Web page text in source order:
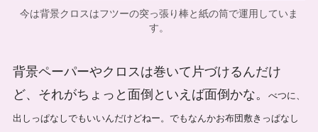
今は背景クロスはフツーの突っ張り棒と紙の筒で運用していま
す。
背景ペーパーやクロスは巻いて片づけるんだけ
ど、それがちょっと面倒といえば面倒かな。
べつに、
出しっぱなしでもいいんだけどねー。でもなんかお布団敷きっぱなし